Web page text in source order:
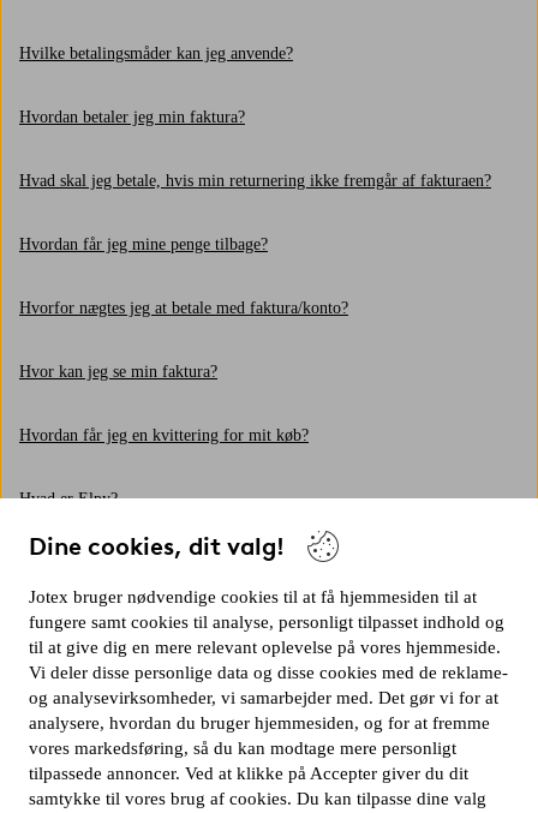
Dine cookies, dit valg!
Jotex bruger nødvendige cookies til at få hjemmesiden til at
fungere samt cookies til analyse, personligt tilpasset indhold og
til at give dig en mere relevant oplevelse på vores hjemmeside.
Vi deler disse personlige data og disse cookies med de reklame-
og analysevirksomheder, vi samarbejder med. Det gør vi for at
analysere, hvordan du bruger hjemmesiden, og for at fremme
vores markedsføring, så du kan modtage mere personligt
tilpassede annoncer. Ved at klikke på Accepter giver du dit
samtykke til vores brug af cookies. Du kan tilpasse dine valg
Hvilke betalingsmåder kan jeg anvende?
Hvordan betaler jeg min faktura?
Hvad skal jeg betale, hvis min returnering ikke fremgår af fakturaen?
Hvordan får jeg mine penge tilbage?
Hvorfor nægtes jeg at betale med faktura/konto?
Hvor kan jeg se min faktura?
Hvordan får jeg en kvittering for mit køb?
Hvad er Elpy?
Hvorfor har jeg ikke fået min faktura?
Vis flere
Vil du kontakte os?